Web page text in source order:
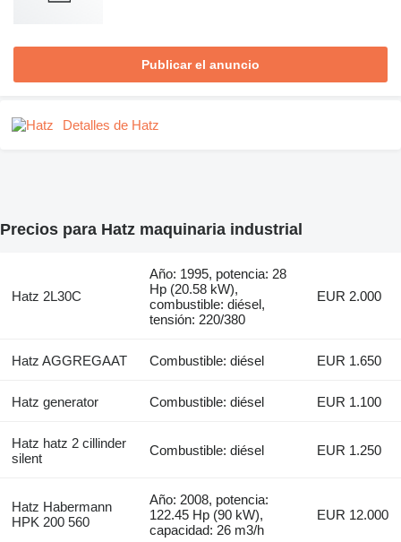
Publicar el anuncio
Detalles de Hatz
Precios para Hatz maquinaria industrial
Hatz 2L30C
Año: 1995, potencia: 28
Hp (20.58 kW),
combustible: diésel,
tensión: 220/380
EUR 2.000
Hatz AGGREGAAT Combustible: diésel EUR 1.650
Hatz generator Combustible: diésel EUR 1.100
Hatz hatz 2 cillinder
silent
Combustible: diésel EUR 1.250
Hatz Habermann
HPK 200 560
Año: 2008, potencia:
122.45 Hp (90 kW),
capacidad: 26 m3/h
EUR 12.000